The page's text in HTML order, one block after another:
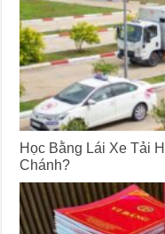
Học Bằng Lái Xe Tải
Chánh?